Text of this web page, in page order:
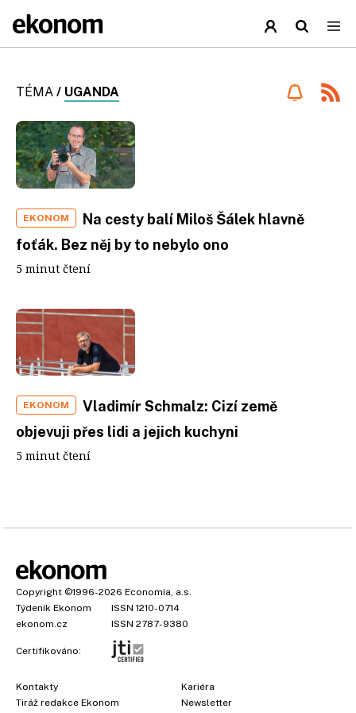
TÉMA / UGANDA
EKONOM
Na cesty balí Miloš Šálek hlavně
foťák. Bez něj by to nebylo ono
5 minut čtení
EKONOM
Vladimír Schmalz: Cizí země
objevuji přes lidi a jejich kuchyni
5 minut čtení
Copyright ©1996-2026 Economia, a.s.
Týdeník Ekonom
ISSN 1210-0714
ekonom.cz
ISSN 2787-9380
Certifikováno:
Kontakty
Tiráž redakce Ekonom
Kariéra
Newsletter